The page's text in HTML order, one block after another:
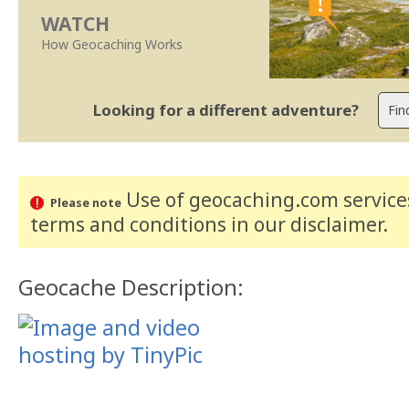
WATCH
How Geocaching Works
Looking for a different adventure?
Please noteUse of geocaching.com
terms and conditions in our disclaimer.
Geocache Description: